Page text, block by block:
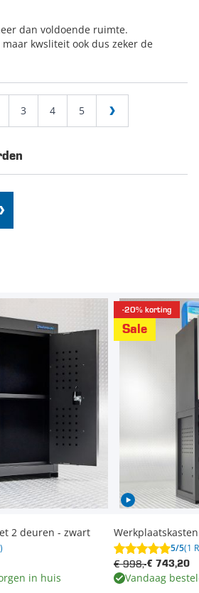
dan voldoende ruimte.
kwsliteit ook dus zeker de
pagina
Pagina
3 Pagina
4 Pagina
5 Pagina
2 deuren - zwart
in huis
-20% korting
Sale
5/5(1
€ 743,20
€ 998,-
Vandaag